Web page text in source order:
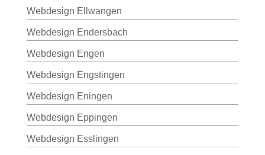
Webdesign Ellwangen
Webdesign Endersbach
Webdesign Engen
Webdesign Engstingen
Webdesign Eningen
Webdesign Eppingen
Webdesign Esslingen